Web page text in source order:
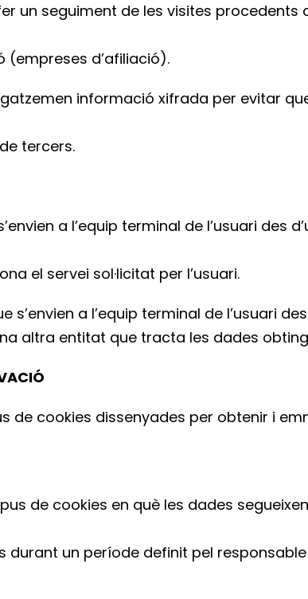
un seguiment de les visites procedents
(empreses d’afiliació).
informació xifrada per evitar
tercers.
a l’equip terminal de l’usuari des
el servei sol·licitat per l’usuari.
s’envien a l’equip terminal de l’usuari
altra entitat que tracta les dades
de cookies dissenyades per obtenir i
de cookies en què les dades
un període definit pel